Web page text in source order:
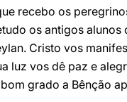
recebo os
os antigos alunos
Cristo vos
luz vos dê paz e
grado a Bênção